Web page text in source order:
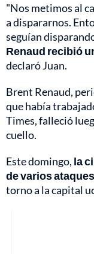
"Nos metimos al
a dispararnos.
seguían
Renaud recibió
declaró Juan.
Brent Renaud,
que había
Times, falleció
cuello.
Este domingo, la
de varios
torno a la capital